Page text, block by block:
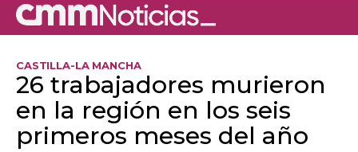
CASTILLA-LA MANCHA
26 trabajadores murieron
en la región en los seis
primeros meses del año